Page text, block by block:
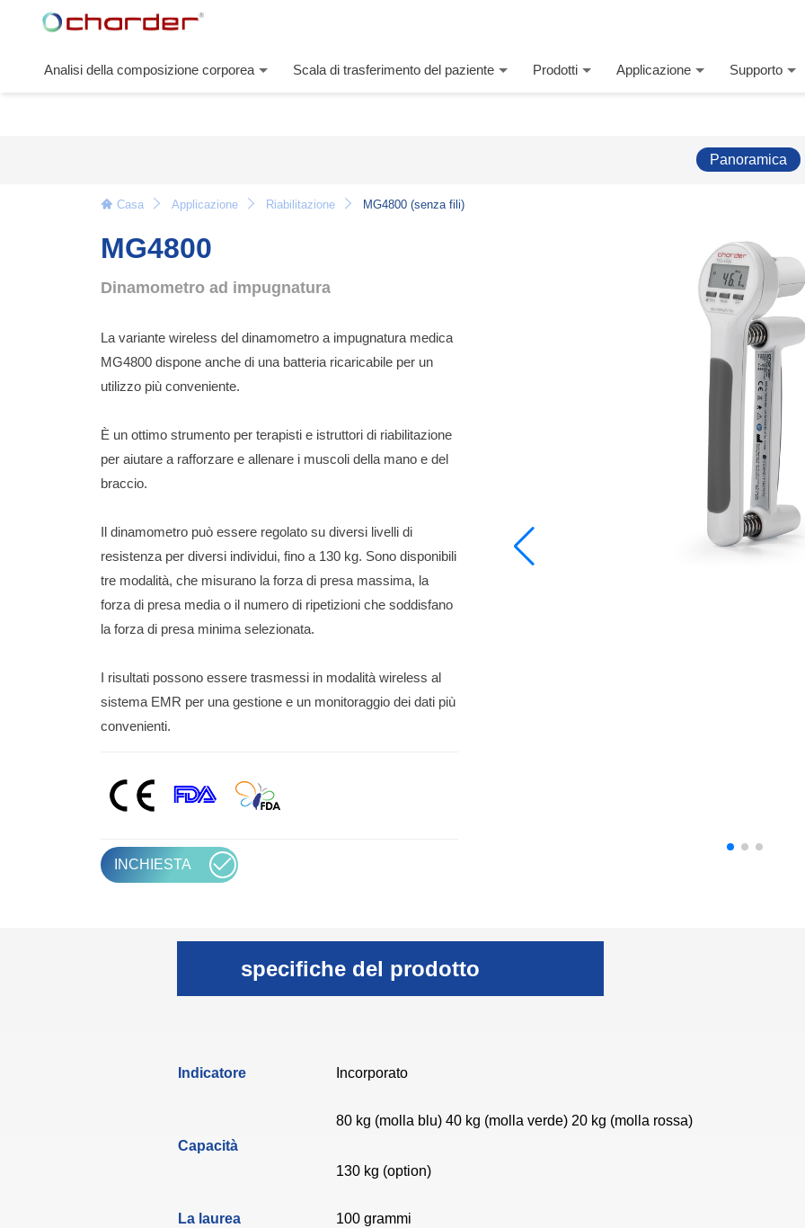
Analisi della composizione corporea Scala di trasferimento del paziente Prodotti Applicazione Supporto
Panoramica
Casa Applicazione Riabilitazione MG4800 (senza fili)
MG4800
Dinamometro ad impugnatura
La variante wireless del dinamometro a impugnatura medica
MG4800 dispone anche di una batteria ricaricabile per un
utilizzo più conveniente.
È un ottimo strumento per terapisti e istruttori di riabilitazione
per aiutare a rafforzare e allenare i muscoli della mano e del
braccio.
Il dinamometro può essere regolato su diversi livelli di
resistenza per diversi individui, fino a 130 kg. Sono disponibili
tre modalità, che misurano la forza di presa massima, la
forza di presa media o il numero di ripetizioni che soddisfano
la forza di presa minima selezionata.
I risultati possono essere trasmessi in modalità wireless al
sistema EMR per una gestione e un monitoraggio dei dati più
convenienti.
INCHIESTA
specifiche del prodotto
Indicatore Incorporato
Capacità
80 kg (molla blu) 40 kg (molla verde) 20 kg (molla rossa)
130 kg (option)
La laurea 100 grammi